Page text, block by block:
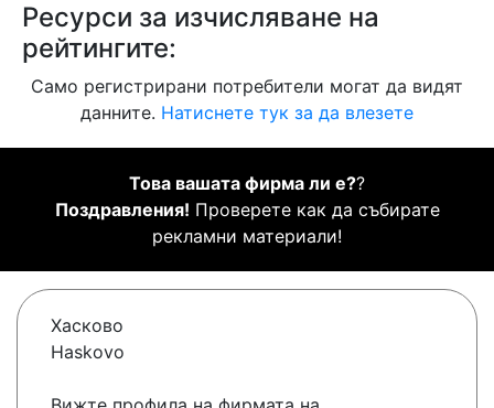
Ресурси за изчисляване на
рейтингите:
Само регистрирани потребители могат да видят
данните. Натиснете тук за да влезете
Това вашата фирма ли е??
Поздравления! Проверете как да събирате
рекламни материали!
Хасково
Haskovo